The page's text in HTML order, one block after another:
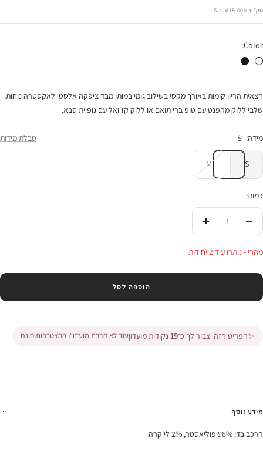
בהנחה
מק"ט: 41615-000-S
Color:
חצאית דאסטי לבן חצאית דאסטי שחור
חצאית הריון קומות באורך מקסי בשילוב גומי במותן מבד ציפקה אלסטי לאקסטרה נוחות.
שלבי ללוק מהפנט עם טופ ברי תואם או ללוק קז'ואל עם גופיית סבא.
מידה: S טבלת מידות
S
M
כמות:
העלי
מהרי - נותרו עוד 2 יחידות
הוספה לסל
✨הפריט הזה יצבור לך כ־19נקודות מועדוןעוד לא חברת מועדון? ההצטרפות חינם
מידע נוסף
הרכב בד: 98% פוליאסטר, 2% לייקרה